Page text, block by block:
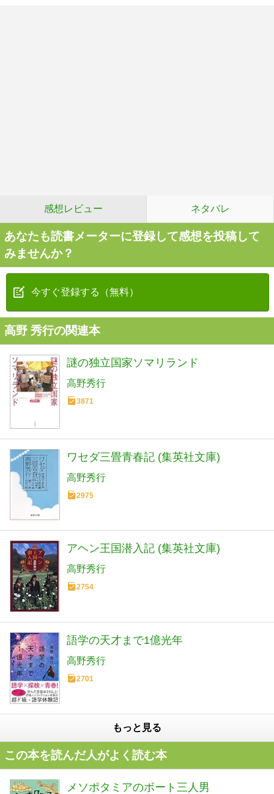
感想レビュー ネタバレ
あなたも読書メーターに登録して感想を投稿して
みませんか？
今すぐ登録する（無料）
高野 秀行の関連本
謎の独立国家ソマリランド
高野秀行
3871
ワセダ三畳青春記 (集英社文庫)
高野秀行
2975
アヘン王国潜入記 (集英社文庫)
高野秀行
2754
語学の天才まで1億光年
高野秀行
2701
もっと見る
この本を読んだ人がよく読む本
メソポタミアのボート三人男